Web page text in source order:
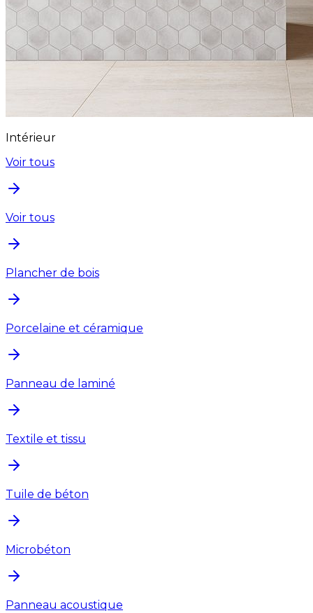
Intérieur
Voir tous
Voir tous
Plancher de bois
Porcelaine et céramique
Panneau de laminé
Textile et tissu
Tuile de béton
Microbéton
Panneau acoustique